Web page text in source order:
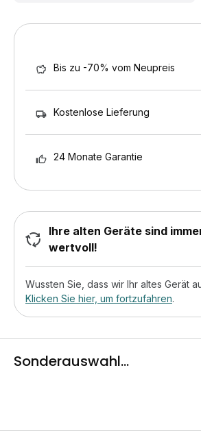
Bis zu -70% vom Neupreis
Kostenlose Lieferung
24 Monate Garantie
Ihre alten Geräte sind
wertvoll!
Wussten Sie, dass wir Ihr altes Gerät
Klicken Sie hier, um fortzufahren.
Sonderauswahl...